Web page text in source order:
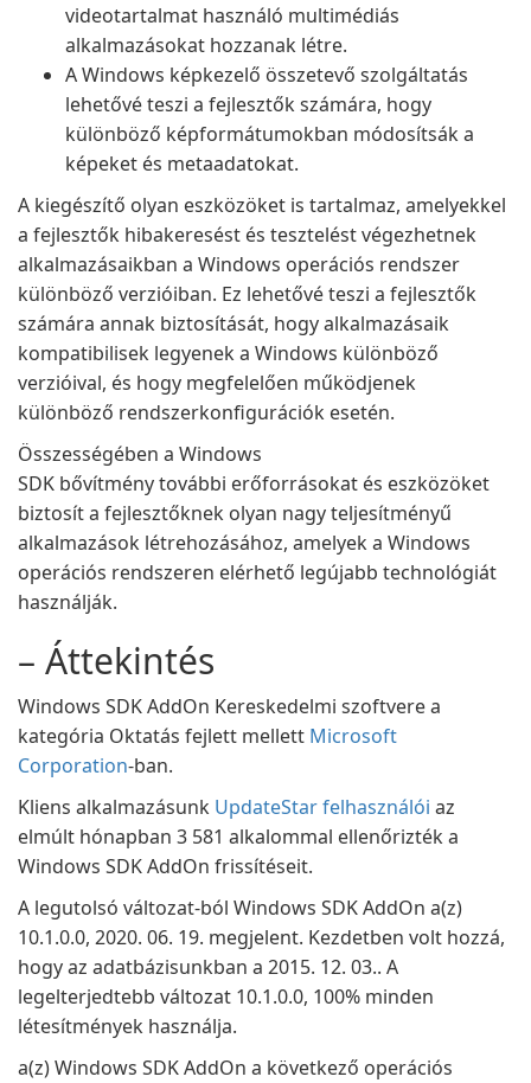
videotartalmat használó multimédiás
alkalmazásokat hozzanak létre.
A Windows képkezelő összetevő szolgáltatás
lehetővé teszi a fejlesztők számára, hogy
különböző képformátumokban módosítsák a
képeket és metaadatokat.
A kiegészítő olyan eszközöket is tartalmaz, amelyekkel
a fejlesztők hibakeresést és tesztelést végezhetnek
alkalmazásaikban a Windows operációs rendszer
különböző verzióiban. Ez lehetővé teszi a fejlesztők
számára annak biztosítását, hogy alkalmazásaik
kompatibilisek legyenek a Windows különböző
verzióival, és hogy megfelelően működjenek
különböző rendszerkonfigurációk esetén.
Összességében a Windows
SDK bővítmény további erőforrásokat és eszközöket
biztosít a fejlesztőknek olyan nagy teljesítményű
alkalmazások létrehozásához, amelyek a Windows
operációs rendszeren elérhető legújabb technológiát
használják.
– Áttekintés
Windows SDK AddOn Kereskedelmi szoftvere a
kategória Oktatás fejlett mellett Microsoft
Corporation-ban.
Kliens alkalmazásunk UpdateStar felhasználói az
elmúlt hónapban 3 581 alkalommal ellenőrizték a
Windows SDK AddOn frissítéseit.
A legutolsó változat-ból Windows SDK AddOn a(z)
10.1.0.0, 2020. 06. 19. megjelent. Kezdetben volt hozzá,
hogy az adatbázisunkban a 2015. 12. 03.. A
legelterjedtebb változat 10.1.0.0, 100% minden
létesítmények használja.
a(z) Windows SDK AddOn a következő operációs